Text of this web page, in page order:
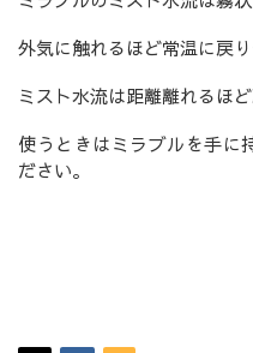
外気に触れるほど常温に戻り
ミスト水流は距離離れるほ
使うときはミラブルを手に
ださい。